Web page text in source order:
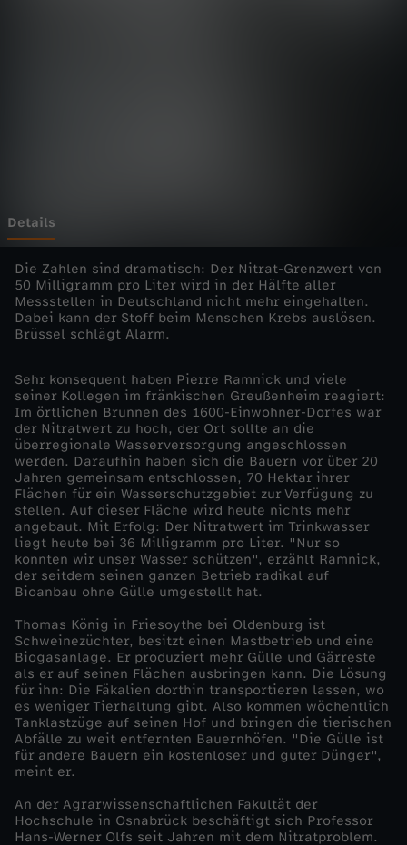
E
i
n
e
l
d
o
k
u
s
-
Z
e
Details
Die Zahlen sind dramatisch: Der Nitrat-Grenzwert von
50 Milligramm pro Liter wird in der Hälfte aller
Messstellen in Deutschland nicht mehr eingehalten.
Dabei kann der Stoff beim Menschen Krebs auslösen.
Brüssel schlägt Alarm.
Sehr konsequent haben Pierre Ramnick und viele
seiner Kollegen im fränkischen Greußenheim reagiert:
Im örtlichen Brunnen des 1600-Einwohner-Dorfes war
der Nitratwert zu hoch, der Ort sollte an die
überregionale Wasserversorgung angeschlossen
werden. Daraufhin haben sich die Bauern vor über 20
Jahren gemeinsam entschlossen, 70 Hektar ihrer
Flächen für ein Wasserschutzgebiet zur Verfügung zu
stellen. Auf dieser Fläche wird heute nichts mehr
angebaut. Mit Erfolg: Der Nitratwert im Trinkwasser
liegt heute bei 36 Milligramm pro Liter. "Nur so
konnten wir unser Wasser schützen", erzählt Ramnick,
der seitdem seinen ganzen Betrieb radikal auf
Bioanbau ohne Gülle umgestellt hat.
Thomas König in Friesoythe bei Oldenburg ist
Schweinezüchter, besitzt einen Mastbetrieb und eine
Biogasanlage. Er produziert mehr Gülle und Gärreste
als er auf seinen Flächen ausbringen kann. Die Lösung
für ihn: Die Fäkalien dorthin transportieren lassen, wo
es weniger Tierhaltung gibt. Also kommen wöchentlich
Tanklastzüge auf seinen Hof und bringen die tierischen
Abfälle zu weit entfernten Bauernhöfen. "Die Gülle ist
für andere Bauern ein kostenloser und guter Dünger",
meint er.
An der Agrarwissenschaftlichen Fakultät der
Hochschule in Osnabrück beschäftigt sich Professor
Hans-Werner Olfs seit Jahren mit dem Nitratproblem.